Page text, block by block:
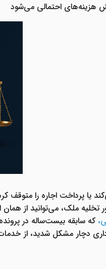
هزینه‌های احتمالی می‌شود
یا پرداخت اجاره را متوقف
تخلیه ملک، می‌توانید از
، که سابقه‌ بیست‌ساله در
دچار مشکل شدید، از